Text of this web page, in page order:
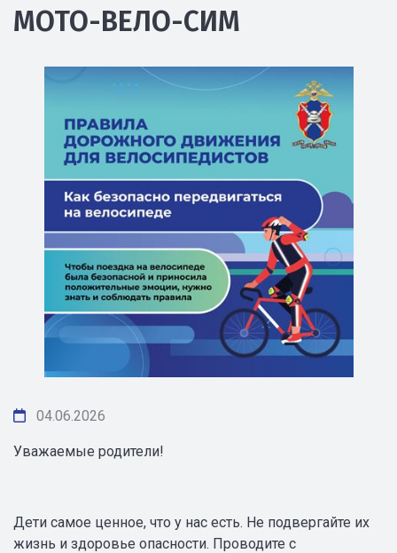
МОТО-ВЕЛО-СИМ
04.06.2026
Уважаемые родители!
Дети самое ценное, что у нас есть. Не подвергайте их
жизнь и здоровье опасности. Проводите с